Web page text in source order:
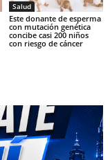
Salud
Este donante de esperma
con mutación genética
concibe casi 200 niños
con riesgo de cáncer